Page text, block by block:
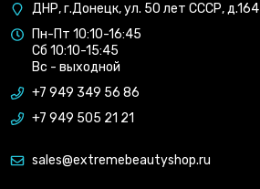
ДНР, г.Донецк, ул. 50 лет СССР, д.164
Пн-Пт 10:10-16:45
Сб 10:10-15:45
Вс - выходной
+7 949 349 56 86
+7 949 505 21 21
sales@extremebeautyshop.ru